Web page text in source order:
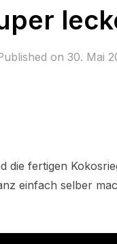
on 30. Mai
die fertigen
einfach selber